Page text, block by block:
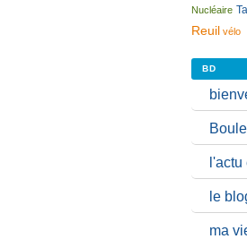
Nucléaire
Reuil vélo
BD
le
ma